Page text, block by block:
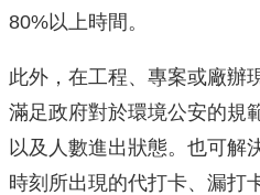
80%以上時間。
此外，在工程、專案或廠辦
滿足政府對於環境公安的規
以及人數進出狀態。也可解
時刻所出現的代打卡、漏打